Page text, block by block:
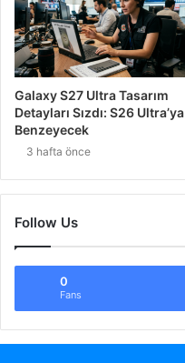
Galaxy S27 Ultra Tasarım
Detayları Sızdı: S26 Ultra’ya
Benzeyecek
3 hafta önce
Follow Us
0
Fans